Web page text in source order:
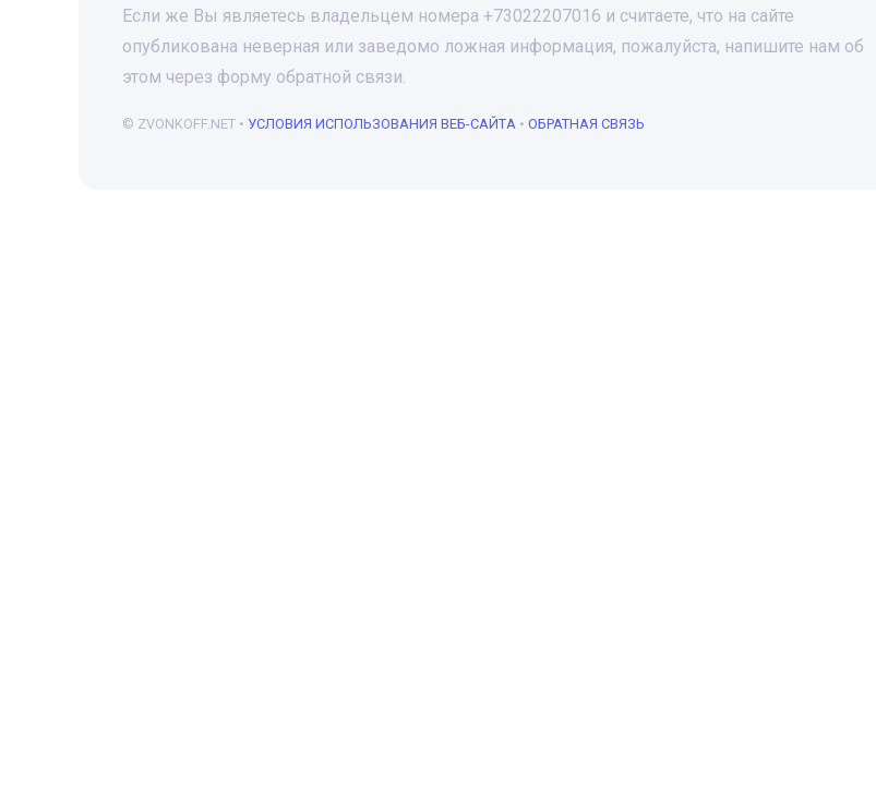
Если же Вы являетесь владельцем номера +73022207016 и считаете, что на сайте
опубликована неверная или заведомо ложная информация, пожалуйста, напишите нам об
этом через форму обратной связи.
© ZVONKOFF.NET • УСЛОВИЯ ИСПОЛЬЗОВАНИЯ ВЕБ-САЙТА • ОБРАТНАЯ СВЯЗЬ